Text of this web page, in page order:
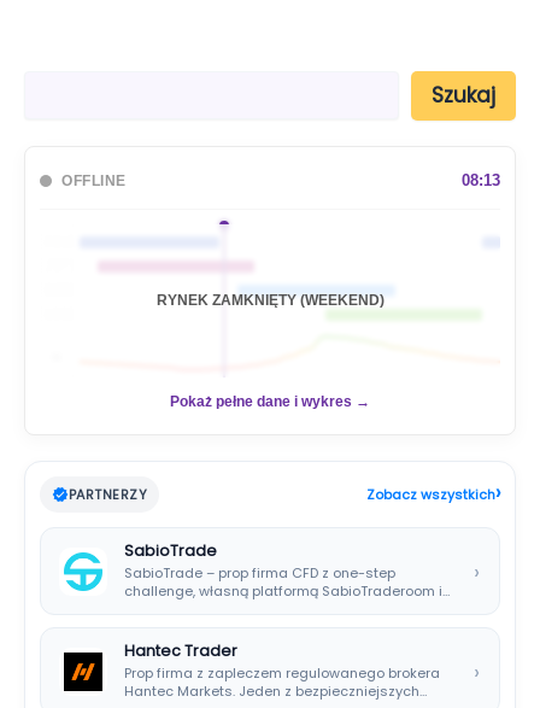
Szukaj
OFFLINE 08:13
RYNEK ZAMKNIĘTY (WEEKEND)
Pokaż pełne dane i wykres →
PARTNERZY Zobacz wszystkich›
SabioTrade
SabioTrade – prop firma CFD z one-step
challenge, własną platformą SabioTraderoom i
›
Hantec Trader
Prop firma z zapleczem regulowanego brokera
Hantec Markets. Jeden z bezpieczniejszych
›